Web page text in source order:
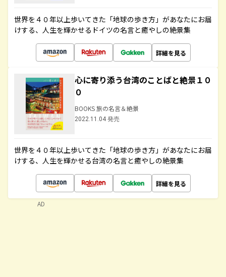
世界を４０年以上歩いてきた「地球の歩き方」があなたにお届
けする、人生を輝かせるドイツの名言と癒やしの絶景集
詳細を見る
心に寄り添う台湾のことばと絶景１０
０
BOOKS 旅の名言＆絶景
2022.11.04 発売
世界を４０年以上歩いてきた「地球の歩き方」があなたにお届
けする、人生を輝かせる台湾の名言と癒やしの絶景集
詳細を見る
AD